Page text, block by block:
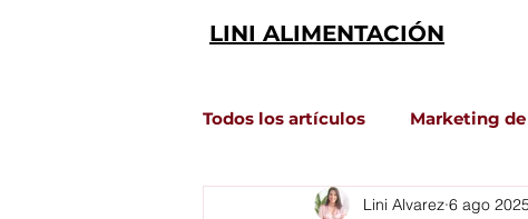
LINI ALIMENTACIÓN
Todos los artículos Marketing
Análisis de Productos
Lini Alvarez 6 ago 2025